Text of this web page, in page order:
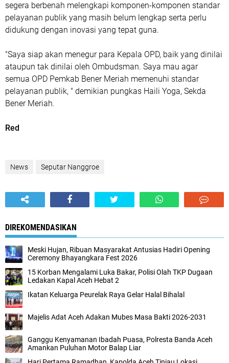
segera berbenah melengkapi komponen-komponen standar
pelayanan publik yang masih belum lengkap serta perlu
didukung dengan inovasi yang tepat guna.
"Saya siap akan menegur para Kepala OPD, baik yang dinilai
ataupun tak dinilai oleh Ombudsman. Saya mau agar
semua OPD Pemkab Bener Meriah memenuhi standar
pelayanan publik, " demikian pungkas Haili Yoga, Sekda
Bener Meriah.
Red
News Seputar Nanggroe
DIREKOMENDASIKAN
Meski Hujan, Ribuan Masyarakat Antusias Hadiri Opening
Ceremony Bhayangkara Fest 2026
15 Korban Mengalami Luka Bakar, Polisi Olah TKP Dugaan
Ledakan Kapal Aceh Hebat 2
Ikatan Keluarga Peurelak Raya Gelar Halal Bihalal
Majelis Adat Aceh Adakan Mubes Masa Bakti 2026-2031
Ganggu Kenyamanan Ibadah Puasa, Polresta Banda Aceh
Amankan Puluhan Motor Balap Liar